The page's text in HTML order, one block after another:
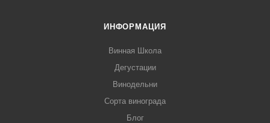
ИНФОРМАЦИЯ
Винная Школа
Дегустации
Винодельни
Сорта винограда
Блог